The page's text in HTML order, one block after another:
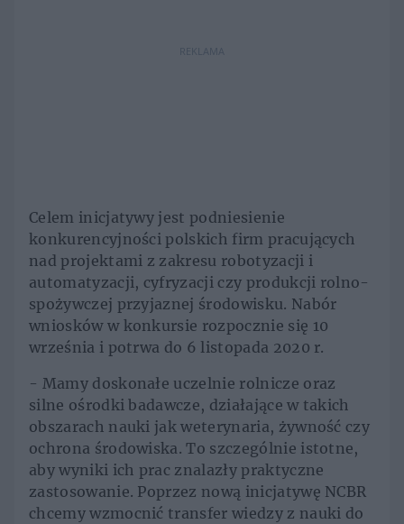
REKLAMA
Celem inicjatywy jest podniesienie
konkurencyjności polskich firm pracujących
nad projektami z zakresu robotyzacji i
automatyzacji, cyfryzacji czy produkcji rolno-
spożywczej przyjaznej środowisku. Nabór
wniosków w konkursie rozpocznie się 10
września i potrwa do 6 listopada 2020 r.
- Mamy doskonałe uczelnie rolnicze oraz
silne ośrodki badawcze, działające w takich
obszarach nauki jak weterynaria, żywność czy
ochrona środowiska. To szczególnie istotne,
aby wyniki ich prac znalazły praktyczne
zastosowanie. Poprzez nową inicjatywę NCBR
chcemy wzmocnić transfer wiedzy z nauki do